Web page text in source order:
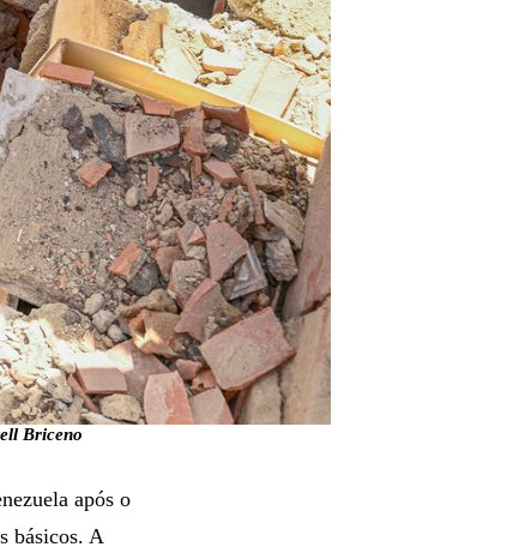
Briceno
após o
básicos. A